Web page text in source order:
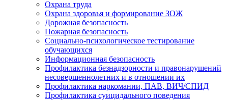
Охрана труда
Охрана здоровья и формирование ЗОЖ
Дорожная безопасность
Пожарная безопасность
Социально-психологическое тестирование
обучающихся
Информационная безопасность
Профилактика безнадзорности и правонарушений
несовершеннолетних и в отношении их
Профилактика наркомании, ПАВ, ВИЧ/СПИД
Профилактика суицидального поведения